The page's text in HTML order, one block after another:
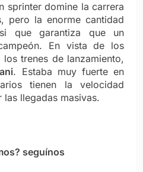
sprinter domine la carrera
pero la enorme cantidad
que garantiza que un
En vista de los
trenes de lanzamiento,
. Estaba muy fuerte en
tienen la velocidad
llegadas masivas.
seguínos